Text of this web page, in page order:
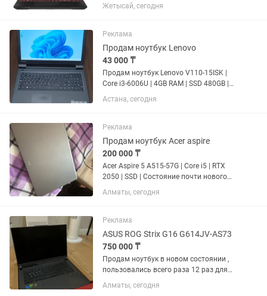
исправен, без технических проблем.
для игр, учебы,...
Жетысай, сегодня
Реклама
Продам ноутбук Lenovo
43 000 ₸
Продам ноутбук Lenovo V110-15ISK |
Core i3-6006U | 4GB RAM | SSD 480GB |
15.6" HD | в хорошем рабочем
состоянии. Характеристики: • Модель:
HD • Процессор:...
Астана, сегодня
Реклама
Продам ноутбук Acer aspire
200 000 ₸
Acer Aspire 5 A515-57G | Core i5 | RTX
2050 | SSD | Состояние почти нового
Продаю ноутбук Acer Aspire 5 A515-57G
в отличном состоянии. Пользовался
стоял дома....
Алматы, сегодня
Реклама
ASUS ROG Strix G16 G614JV-AS73
750 000 ₸
Продам ноутбук в новом состоянии ,
пользовались всего раза 12 раз для
просмотра фильма и матчей ( есть
скрины с battery ) . Так же в ноутбуке
Алматы, сегодня